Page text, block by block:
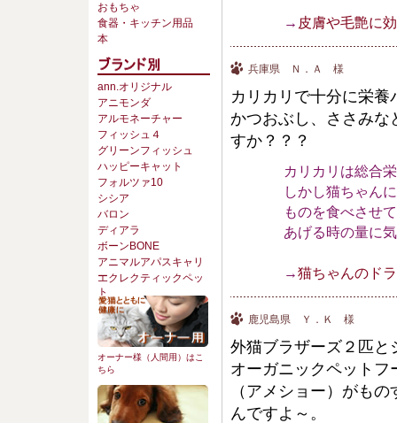
→皮膚や毛艶に
兵庫県 Ｎ．Ａ 様
カリカリで十分に栄
かつおぶし、ささみな
すか？？？
カリカリは総合
しかし猫ちゃん
ものを食べさせ
あげる時の量に
→猫ちゃんのド
鹿児島県 Ｙ．Ｋ 様
外猫ブラザーズ２匹と
オーガニックペット
（アメショー）がも
んですよ～。
おもちゃ
食器・キッチン用品
本
ann.オリジナル
アニモンダ
アルモネーチャー
フィッシュ４
グリーンフィッシュ
ハッピーキャット
フォルツァ10
シシア
バロン
ディアラ
ボーンBONE
アニマルアパスキャリ
ー
エクレクティックペッ
ト
オーナー様（人間用）はこ
ちら